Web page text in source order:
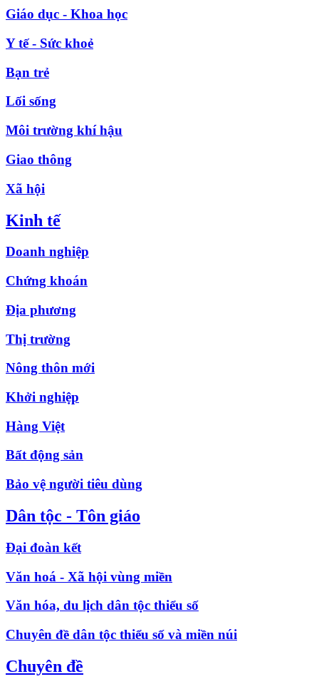
Giáo dục - Khoa học
Y tế - Sức khoẻ
Bạn trẻ
Lối sống
Môi trường khí hậu
Giao thông
Xã hội
Kinh tế
Doanh nghiệp
Chứng khoán
Địa phương
Thị trường
Nông thôn mới
Khởi nghiệp
Hàng Việt
Bất động sản
Bảo vệ người tiêu dùng
Dân tộc - Tôn giáo
Đại đoàn kết
Văn hoá - Xã hội vùng miền
Văn hóa, du lịch dân tộc thiểu số
Chuyên đề dân tộc thiểu số và miền núi
Chuyên đề